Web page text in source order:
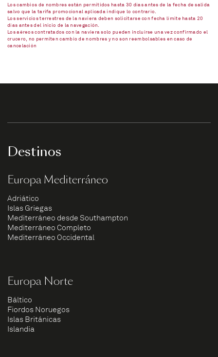
Los cambios de nombres están permitidos hasta 30 días antes de la fecha de salida
salvo que la tarifa promocional aplicada indique lo contrario.
Los servicios terrestres de la naviera deben solicitarse con fecha límite hasta 20
días antes del inicio de la navegación.
Los aéreos contratados con la naviera solo pueden incluirse una vez confirmado el
crucero, no permiten cambio de nombres y no son reembolsables en caso de
cancelación
Destinos
Europa Mediterráneo
Adriático
Islas Griegas
Mediterráneo desde Southampton
Mediterráneo Completo
Mediterráneo Occidental
Europa Norte
Báltico
Fiordos Noruegos
Islas Británicas
Islandia